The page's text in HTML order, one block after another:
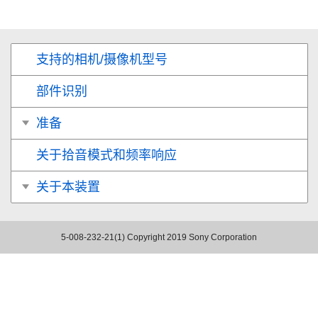
支持的相机/摄像机型号
部件识别
准备
关于拾音模式和频率响应
关于本装置
5-008-232-21(1) Copyright 2019 Sony Corporation